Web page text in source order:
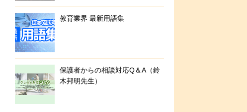
教育業界 最新用語集
保護者からの相談対応Q＆A（鈴
木邦明先生）